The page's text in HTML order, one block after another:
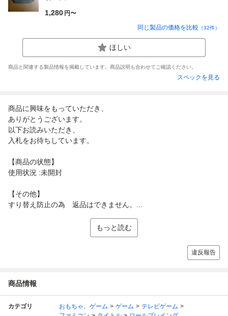
1,280 円〜
同じ製品の価格を比較 （32件）
ほしい
商品と関連する製品情報を掲載しています。商品説明も合わせてご確認ください。
スペックを見る
商品に興味をもっていただき、
ありがとうございます。
以下お読みいただき、
入札をお待ちしています。
【商品の状態】
使用状況 :未開封
【その他】
すり替え防止の為 返品はできません。...
もっと読む
違反報告
商品情報
カテゴリ おもちゃ、ゲーム ゲーム
テレビゲーム